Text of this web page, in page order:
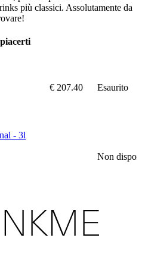
più classici. Assolutamente da
€ 207.40
- 3l
Esaurito
Non